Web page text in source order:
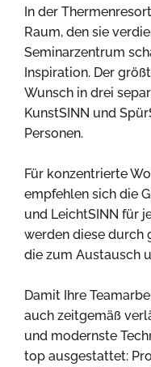
In der
Raum, den sie
Seminarzentrum
Inspiration. Der
Wunsch in drei
KunstSINN und
Personen.
Für konzentrierte
empfehlen sich die
und LeichtSINN für
werden diese durch
die zum Austausch
Damit Ihre
auch zeitgemäß
und modernste
top ausgestattet: